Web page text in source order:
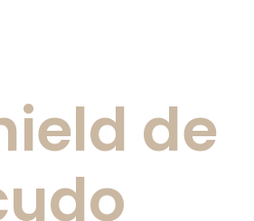
de